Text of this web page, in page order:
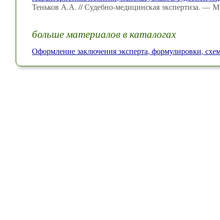
Теньков А.А. // Судебно-медицинская экспертиза.
больше материалов в каталогах
Оформление заключения эксперта, формулировки,